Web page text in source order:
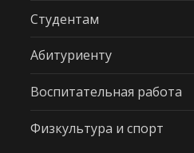
Студентам
Абитуриенту
Воспитательная работа
Физкультура и спорт